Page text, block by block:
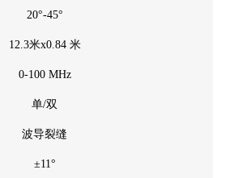
20°-45°
12.3米x0.84 米
0-100 MHz
单/双
波导裂缝
±11°